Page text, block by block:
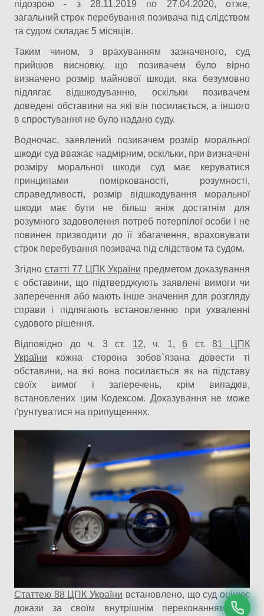
підозрою - з 28.11.2019 по 27.04.2020, отже,
загальний строк перебування позивача під слідством
та судом складає 5 місяців.
Таким чином, з врахуванням зазначеного, суд
прийшов висновку, що позивачем було вірно
визначено розмір майнової шкоди, яка безумовно
підлягає відшкодуванню, оскільки позивачем
доведені обставини на які він посилається, а іншого
в спростування не було надано суду.
Водночас, заявлений позивачем розмір моральної
шкоди суд вважає надмірним, оскільки, при визначені
розміру моральної шкоди суд має керуватися
принципами поміркованості, розумності,
справедливості, розмір відшкодування моральної
шкоди має бути не більш аніж достатнім для
розумного задоволення потреб потерпілої особи і не
повинен призводити до її збагачення, враховувати
строк перебування позивача під слідством та судом.
Згідно статті 77 ЦПК України предметом доказування
є обставини, що підтверджують заявлені вимоги чи
заперечення або мають інше значення для розгляду
справи і підлягають встановленню при ухваленні
судового рішення.
Відповідно до ч. 3 ст. 12, ч. 1,6 ст.81 ЦПК
України кожна сторона зобов`язана довести ті
обставини, на які вона посилається як на підставу
своїх вимог і заперечень, крім випадків,
встановлених цим Кодексом. Доказування не може
ґрунтуватися на припущеннях.
Статтею 88 ЦПК України встановлено, що суд оцінює
докази за своїм внутрішнім переконанням, що